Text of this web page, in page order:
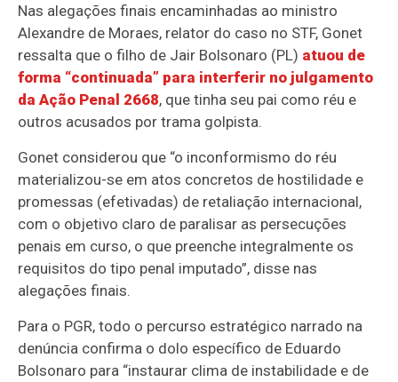
Nas alegações finais encaminhadas ao ministro
Alexandre de Moraes, relator do caso no STF, Gonet
ressalta que o filho de Jair Bolsonaro (PL) atuou de
forma “continuada” para interferir no julgamento
da Ação Penal 2668, que tinha seu pai como réu e
outros acusados por trama golpista.
Gonet considerou que “o inconformismo do réu
materializou-se em atos concretos de hostilidade e
promessas (efetivadas) de retaliação internacional,
com o objetivo claro de paralisar as persecuções
penais em curso, o que preenche integralmente os
requisitos do tipo penal imputado”, disse nas
alegações finais.
Para o PGR, todo o percurso estratégico narrado na
denúncia confirma o dolo específico de Eduardo
Bolsonaro para “instaurar clima de instabilidade e de